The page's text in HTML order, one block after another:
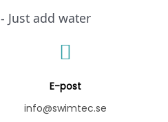
E-post
info@swimtec.se